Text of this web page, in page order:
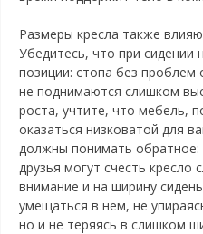
Размеры кресла также
Убедитесь, что при сидении
позиции: стопа без проблем
не поднимаются слишком
роста, учтите, что мебель,
оказаться низковатой для
должны понимать
друзья могут счесть
внимание и на ширину
умещаться в нем, не
но и не теряясь в слишком